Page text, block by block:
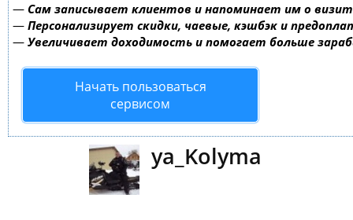
— Сам записывает клиентов и напоминает им о
— Персонализирует скидки, чаевые, кэшбэк и
— Увеличивает доходимость и помогает больше
Начать пользоваться
сервисом
ya_Kolyma